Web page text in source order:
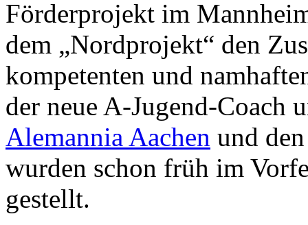
Förderprojekt im
dem „Nordprojekt“ den
kompetenten und
der neue A-Jugend-Coach
Alemannia Aachen und
wurden schon früh im
gestellt.